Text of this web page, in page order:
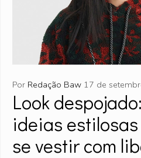
Look
ideias
se vestir com
Por Redação Baw 17 de